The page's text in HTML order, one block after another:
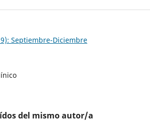
Septiembre-Diciembre
del mismo autor/a